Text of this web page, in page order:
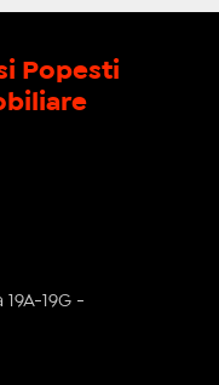
Popesti
19G -